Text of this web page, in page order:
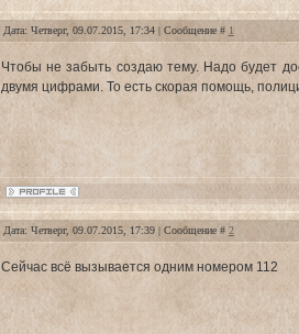
Дата: Четверг, 09.07.2015, 17:34 | Сообщение # 1
Чтобы не забыть создаю тему. Надо будет
двумя цифрами. То есть скорая помощь,
Дата: Четверг, 09.07.2015, 17:39 | Сообщение # 2
Сейчас всё вызывается одним номером 112